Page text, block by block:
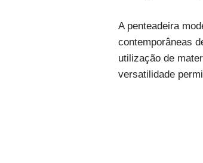
A penteadeira
contemporâneas
utilização de
versatilidade